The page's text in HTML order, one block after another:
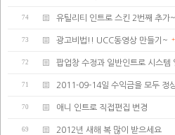
74 유틸리티 인트로 스킨 2번째 추가~
73 광고비법!! UCC동영상 만들기~
72 팝업창 수정과 일반인트로 시스템
71 2011-09-14일 수익금을 모두 정
70 애니 인트로 직접편집 변경
69 2012년 새해 복 많이 받으세요